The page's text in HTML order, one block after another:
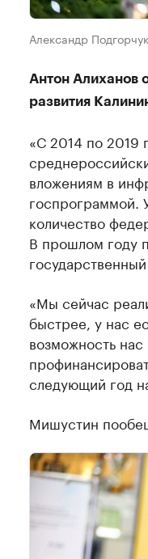
Александр Подгорчук
Антон Алиханов
развития
«С 2014 по 2019
вложениям в
госпрограммой.
количество
В прошлом году
«Мы сейчас
быстрее, у нас
возможность
следующий год
Мишустин